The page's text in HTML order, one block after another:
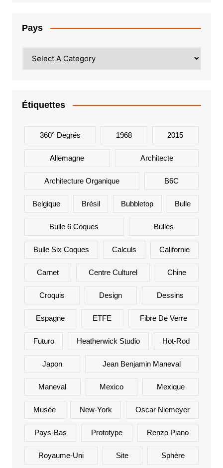
Pays
Étiquettes
360° Degrés 1968 2015
Allemagne Architecte
Architecture Organique B6C
Belgique Brésil Bubbletop Bulle
Bulle 6 Coques Bulles
Bulle Six Coques Calculs Californie
Carnet Centre Culturel Chine
Croquis Design Dessins
Espagne ETFE Fibre De Verre
Futuro Heatherwick Studio Hot-Rod
Japon Jean Benjamin Maneval
Maneval Mexico Mexique
Musée New-York Oscar Niemeyer
Pays-Bas Prototype Renzo Piano
Royaume-Uni Site Sphère